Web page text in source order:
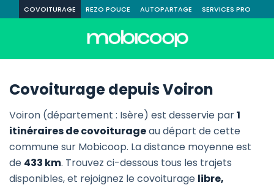
COVOITURAGE REZO POUCE AUTOPARTAGE SERVICES PRO
Covoiturage depuis Voiron
Voiron (département : Isère) est desservie par1
itinéraires de covoiturageau départ de cette
commune sur Mobicoop. La distance moyenne est
de 433 km. Trouvez ci-dessous tous les trajets
disponibles, et rejoignez le covoiturage libre,